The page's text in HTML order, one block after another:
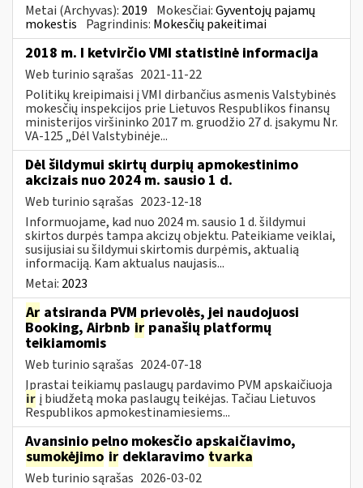
Metai (Archyvas): 2019 Mokesčiai:Gyventojų pajamų
mokestis Pagrindinis: Mokesčių pakeitimai
2018 m. I ketvirčio VMI statistinė informacija
Web turinio sąrašas 2021-11-22
Politikų kreipimaisi į VMI dirbančius asmenis Valstybinės
mokesčių inspekcijos prie Lietuvos Respublikos finansų
ministerijos viršininko 2017 m. gruodžio 27 d. įsakymu Nr.
VA-125 „Dėl Valstybinėje...
Dėl šildymui skirtų durpių apmokestinimo
akcizais nuo 2024 m. sausio 1 d.
Web turinio sąrašas 2023-12-18
Informuojame, kad nuo 2024 m. sausio 1 d. šildymui
skirtos durpės tampa akcizų objektu. Pateikiame veiklai,
susijusiai su šildymui skirtomis durpėmis, aktualią
informaciją. Kam aktualus naujasis...
Metai: 2023
Ar atsiranda PVM prievolės, jei naudojuosi
Booking, Airbnb ir panašių platformų
teikiamomis
Web turinio sąrašas 2024-07-18
Įprastai teikiamų paslaugų pardavimo PVM apskaičiuoja
ir į biudžetą moka paslaugų teikėjas. Tačiau Lietuvos
Respublikos apmokestinamiesiems...
Avansinio pelno mokesčio apskaičiavimo,
sumokėjimo ir deklaravimo tvarka
Web turinio sąrašas 2026-03-02